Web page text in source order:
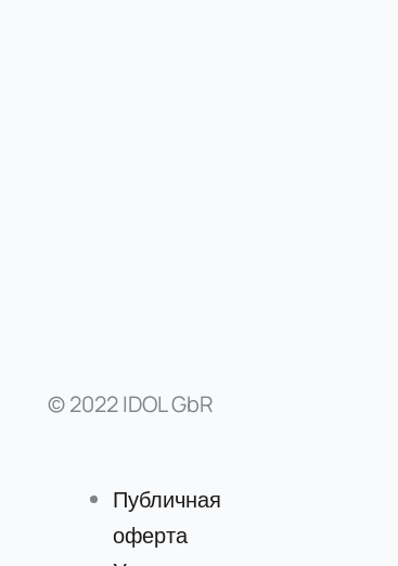
© 2022 IDOL GbR
Публичная
оферта